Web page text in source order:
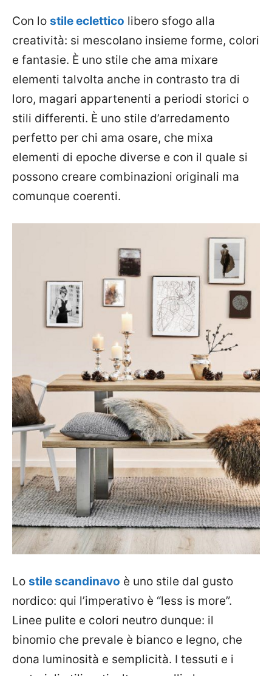
Con lo stile eclettico libero sfogo alla
creatività: si mescolano insieme forme, colori
e fantasie. È uno stile che ama mixare
elementi talvolta anche in contrasto tra di
loro, magari appartenenti a periodi storici o
stili differenti. È uno stile d’arredamento
perfetto per chi ama osare, che mixa
elementi di epoche diverse e con il quale si
possono creare combinazioni originali ma
comunque coerenti.
Lo stile scandinavo è uno stile dal gusto
nordico: qui l’imperativo è “less is more”.
Linee pulite e colori neutro dunque: il
binomio che prevale è bianco e legno, che
dona luminosità e semplicità. I tessuti e i